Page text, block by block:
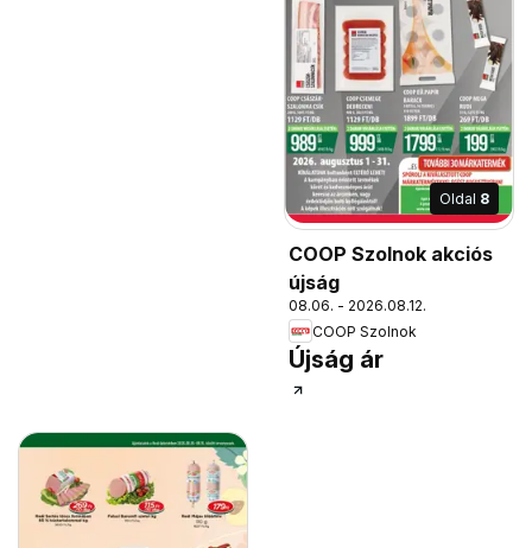
Oldal 8
COOP Szolnok akciós
újság
08.06. - 2026.08.12.
COOP Szolnok
Újság ár